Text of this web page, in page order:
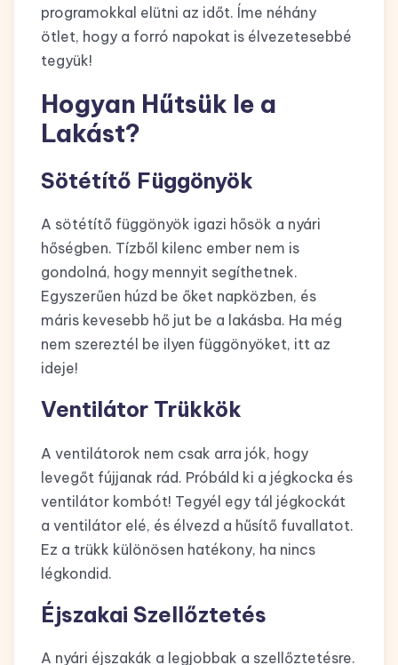
programokkal elütni az időt. Íme néhány
ötlet, hogy a forró napokat is élvezetesebbé
tegyük!
Hogyan Hűtsük le a
Lakást?
Sötétítő Függönyök
A sötétítő függönyök igazi hősök a nyári
hőségben. Tízből kilenc ember nem is
gondolná, hogy mennyit segíthetnek.
Egyszerűen húzd be őket napközben, és
máris kevesebb hő jut be a lakásba. Ha még
nem szereztél be ilyen függönyöket, itt az
ideje!
Ventilátor Trükkök
A ventilátorok nem csak arra jók, hogy
levegőt fújjanak rád. Próbáld ki a jégkocka és
ventilátor kombót! Tegyél egy tál jégkockát
a ventilátor elé, és élvezd a hűsítő fuvallatot.
Ez a trükk különösen hatékony, ha nincs
légkondid.
Éjszakai Szellőztetés
A nyári éjszakák a legjobbak a szellőztetésre.